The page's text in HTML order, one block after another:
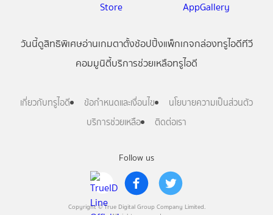
Follow us
Copyright © True Digital Group Company Limited.
วันนี้ดูสิทธิพิเศษอ่านเกมตาตั้งช้อปปิ้งแพ็กเกจกล่องทรูไอดีทีวี
คอมมูนิตี้บริการช่วยเหลือทรูไอดี
เกี่ยวกับทรูไอดี ข้อกำหนดและเงื่อนไข
นโยบายความเป็นส่วนตัว
บริการช่วยเหลือ
ติดต่อเรา